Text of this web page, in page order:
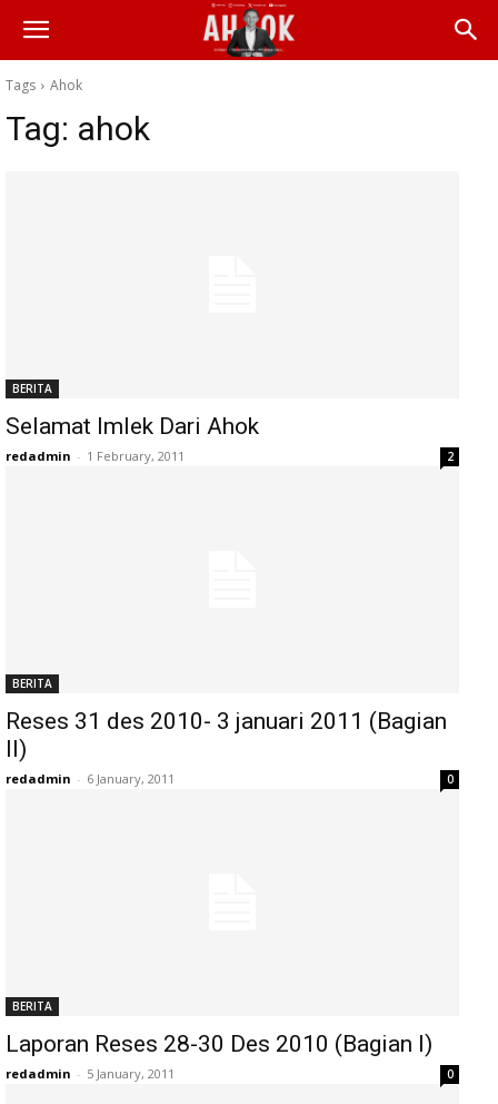
Tags Ahok
Tag: ahok
BERITA
Selamat Imlek Dari Ahok
redadmin - 1 February, 2011 2
BERITA
Reses 31 des 2010- 3 januari 2011 (Bagian
II)
redadmin - 6 January, 2011 0
BERITA
Laporan Reses 28-30 Des 2010 (Bagian I)
redadmin - 5 January, 2011 0